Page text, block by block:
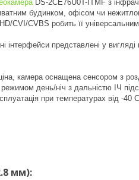
DS-2CE76U0T-ITMF з
будинком, офісом чи
CVI/CVBS робить її
інтерфейси представлені у
камера оснащена сенсором з
режимом день/ніч з дальністю ІЧ
при температурах від -
мм):